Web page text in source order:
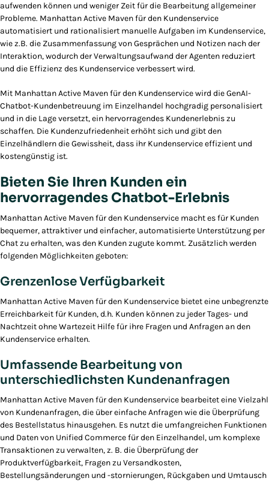
aufwenden können und weniger Zeit für die Bearbeitung allgemeiner
Probleme. Manhattan Active Maven für den Kundenservice
automatisiert und rationalisiert manuelle Aufgaben im Kundenservice,
wie z.B. die Zusammenfassung von Gesprächen und Notizen nach der
Interaktion, wodurch der Verwaltungsaufwand der Agenten reduziert
und die Effizienz des Kundenservice verbessert wird.
Mit Manhattan Active Maven für den Kundenservice wird die GenAI-
Chatbot-Kundenbetreuung im Einzelhandel hochgradig personalisiert
und in die Lage versetzt, ein hervorragendes Kundenerlebnis zu
schaffen. Die Kundenzufriedenheit erhöht sich und gibt den
Einzelhändlern die Gewissheit, dass ihr Kundenservice effizient und
kostengünstig ist.
Bieten Sie Ihren Kunden ein
hervorragendes Chatbot-Erlebnis
Manhattan Active Maven für den Kundenservice macht es für Kunden
bequemer, attraktiver und einfacher, automatisierte Unterstützung per
Chat zu erhalten, was den Kunden zugute kommt. Zusätzlich werden
folgenden Möglichkeiten geboten:
Grenzenlose Verfügbarkeit
Manhattan Active Maven für den Kundenservice bietet eine unbegrenzte
Erreichbarkeit für Kunden, d.h. Kunden können zu jeder Tages- und
Nachtzeit ohne Wartezeit Hilfe für ihre Fragen und Anfragen an den
Kundenservice erhalten.
Umfassende Bearbeitung von
unterschiedlichsten Kundenanfragen
Manhattan Active Maven für den Kundenservice bearbeitet eine Vielzahl
von Kundenanfragen, die über einfache Anfragen wie die Überprüfung
des Bestellstatus hinausgehen. Es nutzt die umfangreichen Funktionen
und Daten von Unified Commerce für den Einzelhandel, um komplexe
Transaktionen zu verwalten, z. B. die Überprüfung der
Produktverfügbarkeit, Fragen zu Versandkosten,
Bestellungsänderungen und -stornierungen, Rückgaben und Umtausch